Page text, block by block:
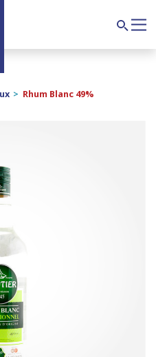
> Rhum Blanc 49%